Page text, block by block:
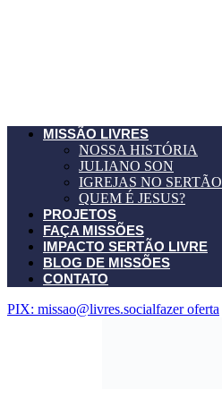
MISSÃO LIVRES
NOSSA HISTÓRIA
JULIANO SON
IGREJAS NO SERTÃO
QUEM É JESUS?
PROJETOS
FAÇA MISSÕES
IMPACTO SERTÃO LIVRE
BLOG DE MISSÕES
CONTATO
PIX: missao@livres.socialfazer oferta